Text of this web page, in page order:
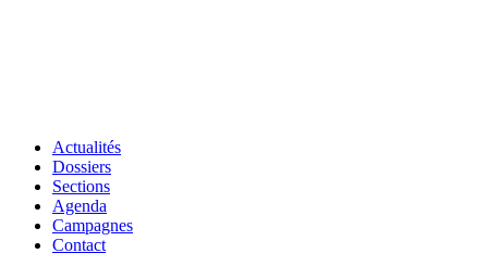
Actualités
Dossiers
Sections
Agenda
Campagnes
Contact